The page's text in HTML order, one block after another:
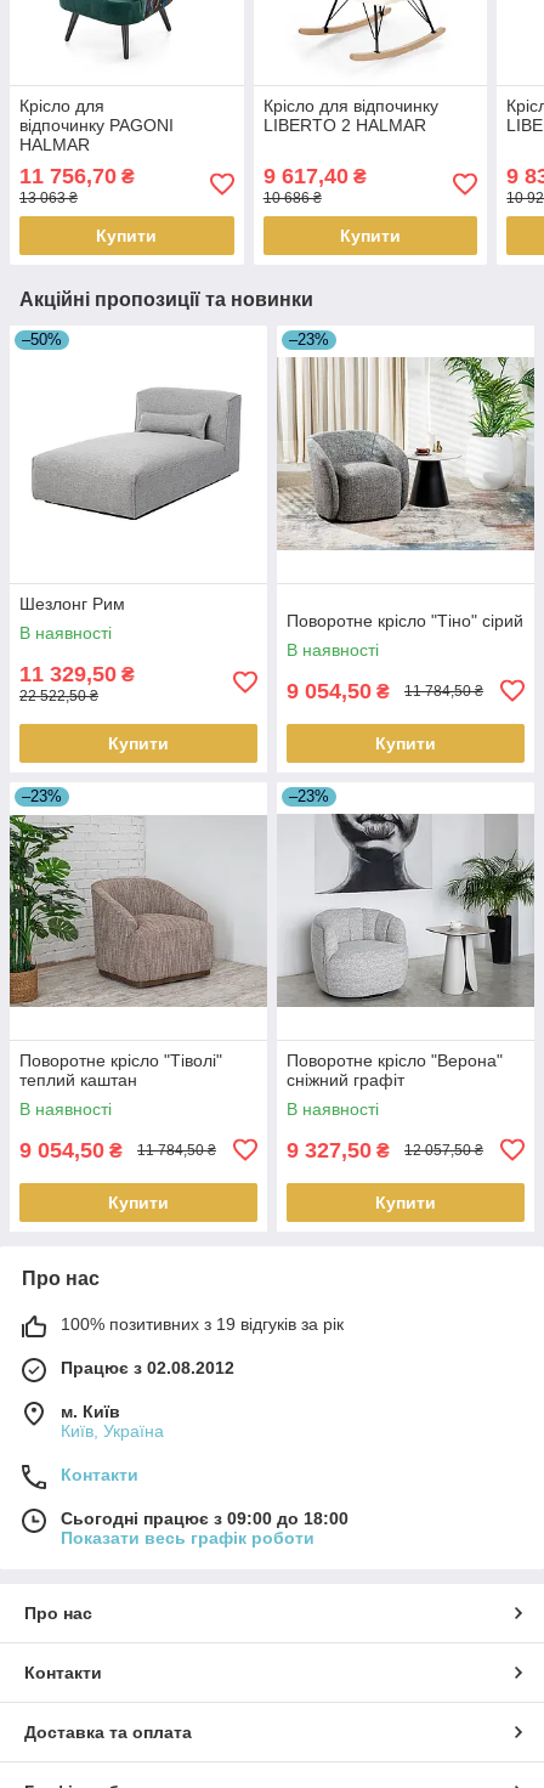
Крісло для
відпочинку PAGONI
HALMAR
11 756,70 ₴
13 063 ₴
Купити
Крісло для відпочинку
LIBERTO 2 HALMAR
9 617,40₴
10 686 ₴
Купити
9
10
Акційні пропозиції та новинки
–50%
Шезлонг Рим
В наявності
11 329,50 ₴
22 522,50 ₴
Купити
–23%
Поворотне крісло "Тіно" сірий
В наявності
9 054,50 ₴ 11 784,50 ₴
Купити
–23%
Поворотне крісло "Тіволі"
теплий каштан
В наявності
9 054,50 ₴ 11 784,50 ₴
Купити
–23%
Поворотне крісло "Верона"
сніжний графіт
В наявності
9 327,50 ₴ 12 057,50 ₴
Купити
Про нас
100% позитивних з 19 відгуків за рік
Працює з 02.08.2012
м. Київ
Київ, Україна
Контакти
Сьогодні працює з 09:00 до 18:00
Показати весь графік роботи
Про нас
Контакти
Доставка та оплата